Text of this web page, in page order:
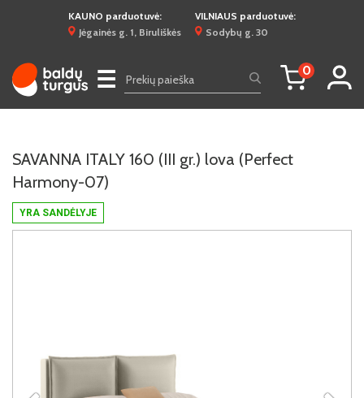
KAUNO parduotuvė:
Jėgainės g. 1, Biruliškės
VILNIAUS parduotuvė:
Sodybų g. 30
☰ 0
YRA SANDĖLYJE
SAVANNA ITALY 160 (III gr.) lova (Perfect
Harmony-07)